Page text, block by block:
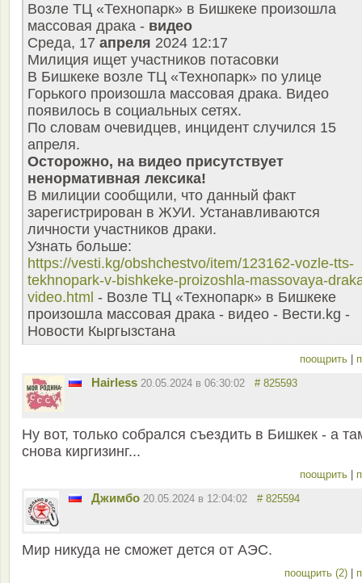
Возле ТЦ «Технопарк» в Бишкеке произошла
массовая драка - видео
Среда, 17 апреля 2024 12:17
Милиция ищет участников потасовки
В Бишкеке возле ТЦ «Технопарк» по улице
Горького произошла массовая драка. Видео
появилось в социальных сетях.
По словам очевидцев, инцидент случился 15
апреля.
Осторожно, на видео присутствует
ненормативная лексика!
В милиции сообщили, что данный факт
зарегистрирован в ЖУИ. Устанавливаются
личности участников драки.
Узнать больше:
https://vesti.kg/obshchestvo/item/123162-vozle-tts-
tekhnopark-v-bishkeke-proizoshla-massovaya-
video.html - Возле ТЦ «Технопарк» в Бишкеке
произошла массовая драка - видео - Вести.kg -
Новости Кыргызстана
поощрить
Hairless 20.05.2024 в 06:30:02 # 825593
Ну вот, только собрался съездить в Бишкек - а
снова киргизинг...
поощрить
Джимбо 20.05.2024 в 12:04:02 # 825594
Мир никуда не сможет дется от АЭС.
поощрить (2)